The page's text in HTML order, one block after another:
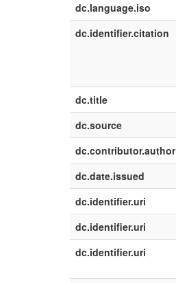
dc.language.iso
dc.identifier.citation
dc.title
dc.source
dc.contributor.author
dc.date.issued
dc.identifier.uri
dc.identifier.uri
dc.identifier.uri